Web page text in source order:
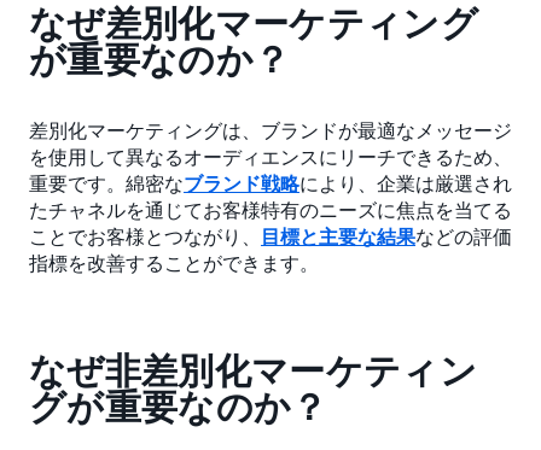
なぜ差別化マーケティング
が重要なのか？
差別化マーケティングは、ブランドが最適なメッセージ
を使用して異なるオーディエンスにリーチできるため、
重要です。綿密なブランド戦略により、企業は厳選され
たチャネルを通じてお客様特有のニーズに焦点を当てる
ことでお客様とつながり、 目標と主要な結果などの評価
指標を改善することができます。
なぜ非差別化マーケティン
グが重要なのか？